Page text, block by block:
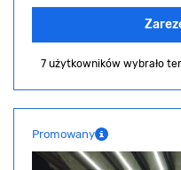
7 użytkowników wybrało
Promowany